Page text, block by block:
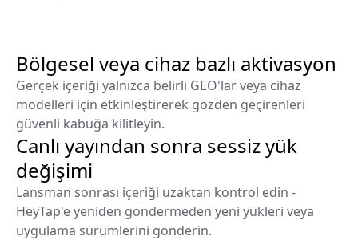
Bölgesel veya cihaz bazlı aktivasyon
Gerçek içeriği yalnızca belirli GEO'lar veya cihaz
modelleri için etkinleştirerek gözden geçirenleri
güvenli kabuğa kilitleyin.
Canlı yayından sonra sessiz yük
değişimi
Lansman sonrası içeriği uzaktan kontrol edin -
HeyTap'e yeniden göndermeden yeni yükleri veya
uygulama sürümlerini gönderin.